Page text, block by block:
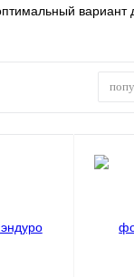
вариант